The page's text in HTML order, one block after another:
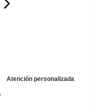
Atención personalizada